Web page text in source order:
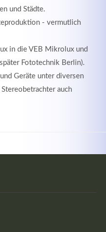
und Städte.
- vermutlich
in die VEB Mikrolux und
Fototechnik Berlin).
Geräte unter diversen
auch